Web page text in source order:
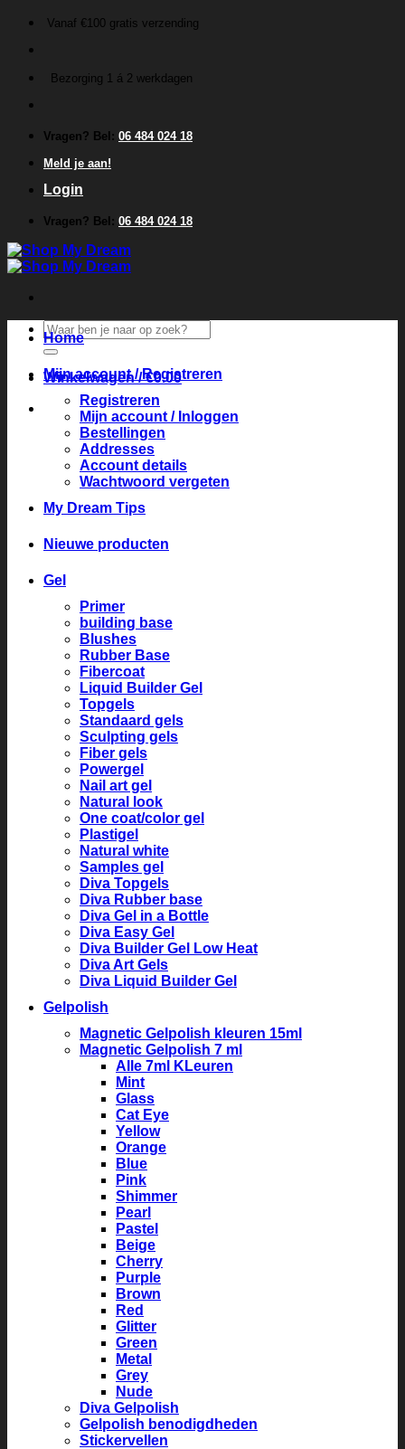
inhoud
Vanaf €100 gratis verzending
Bezorging 1 á 2 werkdagen
Vragen? Bel: 06 484 024 18
Meld je aan!
Login
Vragen? Bel: 06 484 024 18
Zoeken
naar:
Winkelwagen /€0.00
Home
Mijn account / Registreren
Registreren
Mijn account / Inloggen
Bestellingen
Addresses
Account details
Wachtwoord vergeten
My Dream Tips
Nieuwe producten
Gel
Primer
building base
Blushes
Rubber Base
Fibercoat
Liquid Builder Gel
Topgels
Standaard gels
Sculpting gels
Fiber gels
Powergel
Nail art gel
Natural look
One coat/color gel
Plastigel
Natural white
Samples gel
Diva Topgels
Diva Rubber base
Diva Gel in a Bottle
Diva Easy Gel
Diva Builder Gel Low Heat
Diva Art Gels
Diva Liquid Builder Gel
Gelpolish
Magnetic Gelpolish kleuren 15ml
Magnetic Gelpolish 7 ml
Alle 7ml KLeuren
Mint
Glass
Cat Eye
Yellow
Orange
Blue
Pink
Shimmer
Pearl
Pastel
Beige
Cherry
Purple
Brown
Red
Glitter
Green
Metal
Grey
Nude
Diva Gelpolish
Gelpolish benodigdheden
Stickervellen